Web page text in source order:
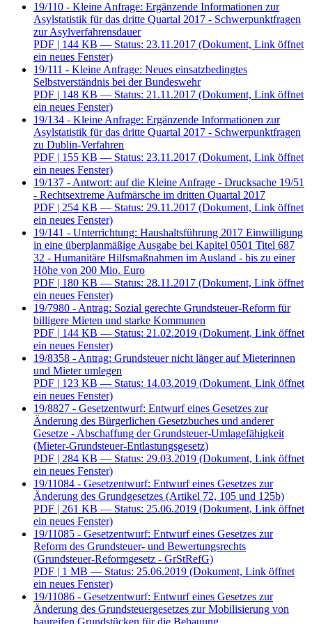
19/110 - Kleine Anfrage: Ergänzende Informationen zur
Asylstatistik für das dritte Quartal 2017 - Schwerpunktfragen
zur Asylverfahrensdauer
PDF | 144 KB — Status: 23.11.2017 (Dokument, Link öffnet
ein neues Fenster)
19/111 - Kleine Anfrage: Neues einsatzbedingtes
Selbstverständnis bei der Bundeswehr
PDF | 148 KB — Status: 21.11.2017 (Dokument, Link öffnet
ein neues Fenster)
19/134 - Kleine Anfrage: Ergänzende Informationen zur
Asylstatistik für das dritte Quartal 2017 - Schwerpunktfragen
zu Dublin-Verfahren
PDF | 155 KB — Status: 23.11.2017 (Dokument, Link öffnet
ein neues Fenster)
19/137 - Antwort: auf die Kleine Anfrage - Drucksache 19/51
- Rechtsextreme Aufmärsche im dritten Quartal 2017
PDF | 254 KB — Status: 29.11.2017 (Dokument, Link öffnet
ein neues Fenster)
19/141 - Unterrichtung: Haushaltsführung 2017 Einwilligung
in eine überplanmäßige Ausgabe bei Kapitel 0501 Titel 687
32 - Humanitäre Hilfsmaßnahmen im Ausland - bis zu einer
Höhe von 200 Mio. Euro
PDF | 180 KB — Status: 28.11.2017 (Dokument, Link öffnet
ein neues Fenster)
19/7980 - Antrag: Sozial gerechte Grundsteuer-Reform für
billigere Mieten und starke Kommunen
PDF | 144 KB — Status: 21.02.2019 (Dokument, Link öffnet
ein neues Fenster)
19/8358 - Antrag: Grundsteuer nicht länger auf Mieterinnen
und Mieter umlegen
PDF | 123 KB — Status: 14.03.2019 (Dokument, Link öffnet
ein neues Fenster)
19/8827 - Gesetzentwurf: Entwurf eines Gesetzes zur
Änderung des Bürgerlichen Gesetzbuches und anderer
Gesetze - Abschaffung der Grundsteuer-Umlagefähigkeit
(Mieter-Grundsteuer-Entlastungsgesetz)
PDF | 284 KB — Status: 29.03.2019 (Dokument, Link öffnet
ein neues Fenster)
19/11084 - Gesetzentwurf: Entwurf eines Gesetzes zur
Änderung des Grundgesetzes (Artikel 72, 105 und 125b)
PDF | 261 KB — Status: 25.06.2019 (Dokument, Link öffnet
ein neues Fenster)
19/11085 - Gesetzentwurf: Entwurf eines Gesetzes zur
Reform des Grundsteuer- und Bewertungsrechts
(Grundsteuer-Reformgesetz - GrStRefG)
PDF | 1 MB — Status: 25.06.2019 (Dokument, Link öffnet
ein neues Fenster)
19/11086 - Gesetzentwurf: Entwurf eines Gesetzes zur
Änderung des Grundsteuergesetzes zur Mobilisierung von